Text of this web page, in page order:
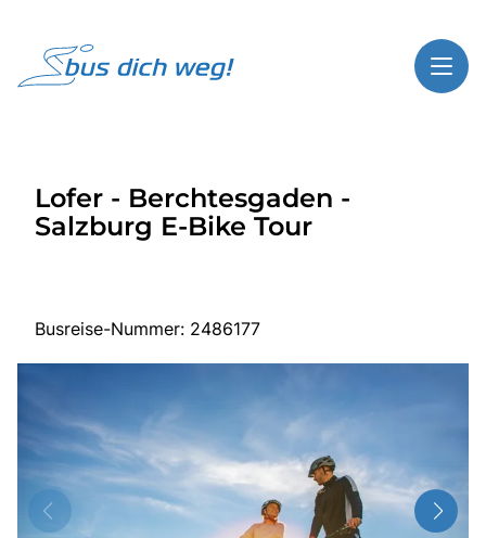
Highlights
Service
Busreisen
Bus mieten
Über Bus dich weg!
Radio
Lofer - Berchtesgaden -
Salzburg E-Bike Tour
Busreise-Nummer: 2486177